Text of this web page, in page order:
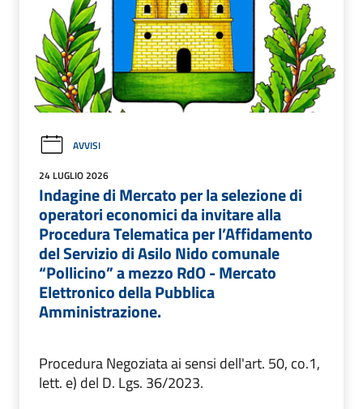
AVVISI
24 LUGLIO 2026
Indagine di Mercato per la selezione di
operatori economici da invitare alla
Procedura Telematica per l’Affidamento
del Servizio di Asilo Nido comunale
“Pollicino” a mezzo RdO - Mercato
Elettronico della Pubblica
Amministrazione.
Procedura Negoziata ai sensi dell'art. 50, co.1,
lett. e) del D. Lgs. 36/2023.